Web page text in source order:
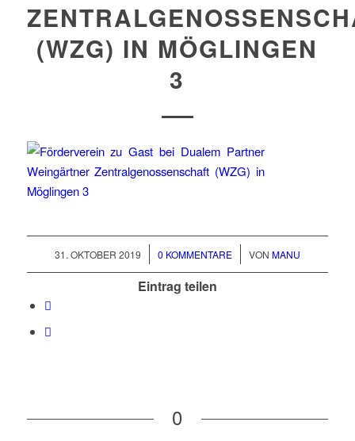
(WZG) IN MÖGLINGEN
3
31. OKTOBER 2019
/ 0 KOMMENTARE
/ VON MANU
Eintrag teilen
0